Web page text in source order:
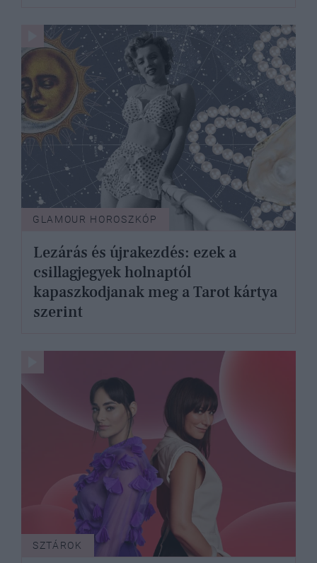
GLAMOUR HOROSZKÓP
Lezárás és újrakezdés: ezek a
csillagjegyek holnaptól
kapaszkodjanak meg a Tarot kártya
szerint
SZTÁROK